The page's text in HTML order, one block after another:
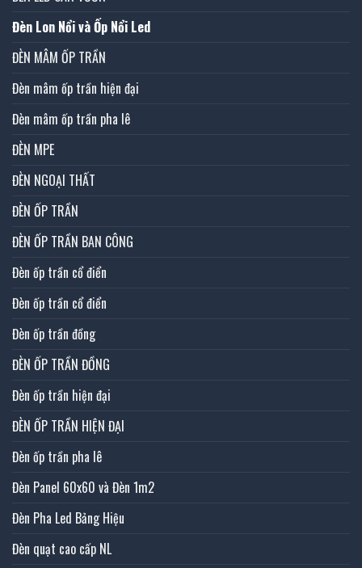
Đèn Lon Nổi và Ốp Nổi Led
ĐÈN MÂM ỐP TRẦN
Đèn mâm ốp trần hiện đại
Đèn mâm ốp trần pha lê
ĐÈN MPE
ĐÈN NGOẠI THẤT
ĐÈN ỐP TRẦN
ĐÈN ỐP TRẦN BAN CÔNG
Đèn ốp trần cổ điển
Đèn ốp trần cổ điển
Đèn ốp trần đồng
ĐÈN ỐP TRẦN ĐỒNG
Đèn ốp trần hiện đại
ĐÈN ỐP TRẦN HIỆN ĐẠI
Đèn ốp trần pha lê
Đèn Panel 60x60 và Đèn 1m2
Đèn Pha Led Bảng Hiệu
Đèn quạt cao cấp NL